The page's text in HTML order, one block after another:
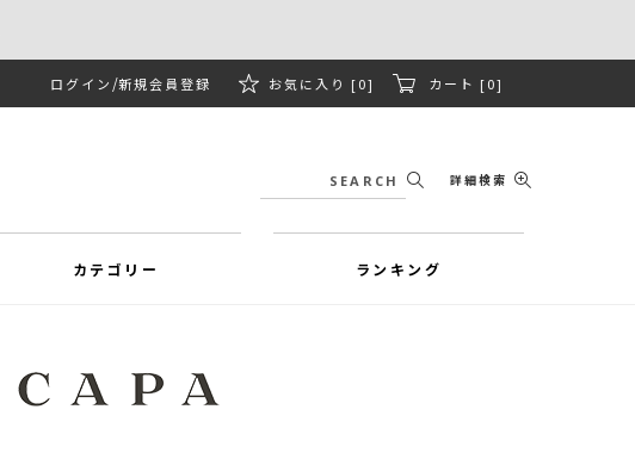
ログイン 新規会員登録 お気に入り [0] カート [0]
詳細検索
カテゴリー ランキング